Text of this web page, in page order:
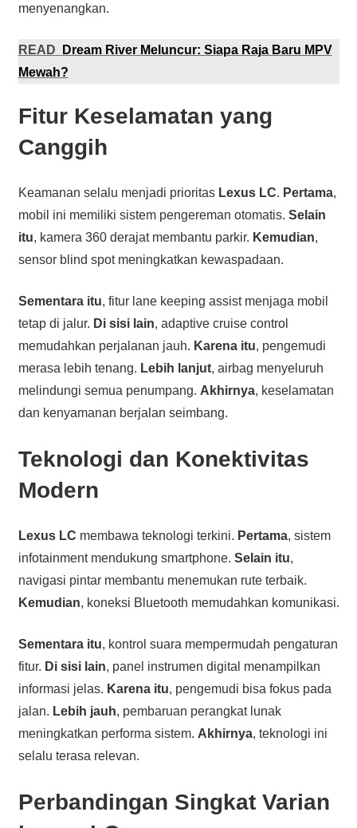
menyenangkan.
READ
Dream River Meluncur: Siapa Raja Baru MPV
Mewah?
Fitur Keselamatan yang
Canggih
Keamanan selalu menjadi prioritas Lexus LC. Pertama,
mobil ini memiliki sistem pengereman otomatis. Selain
itu, kamera 360 derajat membantu parkir. Kemudian,
sensor blind spot meningkatkan kewaspadaan.
Sementara itu, fitur lane keeping assist menjaga mobil
tetap di jalur. Di sisi lain, adaptive cruise control
memudahkan perjalanan jauh. Karena itu, pengemudi
merasa lebih tenang. Lebih lanjut, airbag menyeluruh
melindungi semua penumpang. Akhirnya, keselamatan
dan kenyamanan berjalan seimbang.
Teknologi dan Konektivitas
Modern
Lexus LC membawa teknologi terkini. Pertama, sistem
infotainment mendukung smartphone. Selain itu,
navigasi pintar membantu menemukan rute terbaik.
Kemudian, koneksi Bluetooth memudahkan komunikasi.
Sementara itu, kontrol suara mempermudah pengaturan
fitur. Di sisi lain, panel instrumen digital menampilkan
informasi jelas. Karena itu, pengemudi bisa fokus pada
jalan. Lebih jauh, pembaruan perangkat lunak
meningkatkan performa sistem. Akhirnya, teknologi ini
selalu terasa relevan.
Perbandingan Singkat Varian